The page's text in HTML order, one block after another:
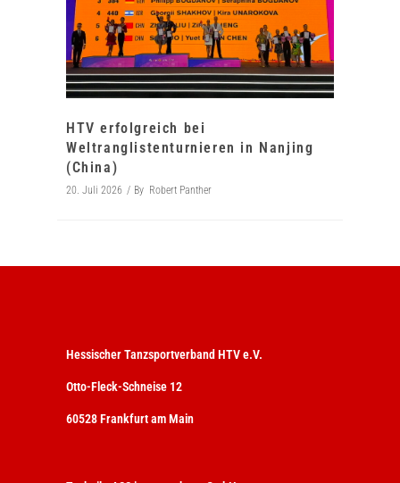
HTV erfolgreich bei
Weltranglistenturnieren in Nanjing
(China)
20. Juli 2026 By Robert Panther
Hessischer Tanzsportverband HTV e.V.
Otto-Fleck-Schneise 12
60528 Frankfurt am Main